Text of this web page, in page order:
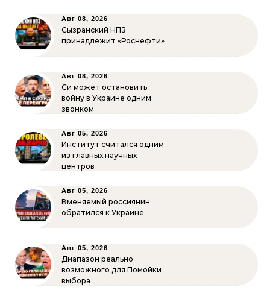
Авг 08, 2026
Сызранский НПЗ
принадлежит «Роснефти»
Авг 08, 2026
Си может остановить
войну в Украине одним
звонком
Авг 05, 2026
Институт считался одним
из главных научных
центров
Авг 05, 2026
Вменяемый россиянин
обратился к Украине
Авг 05, 2026
Диапазон реально
возможного для Помойки
выбора